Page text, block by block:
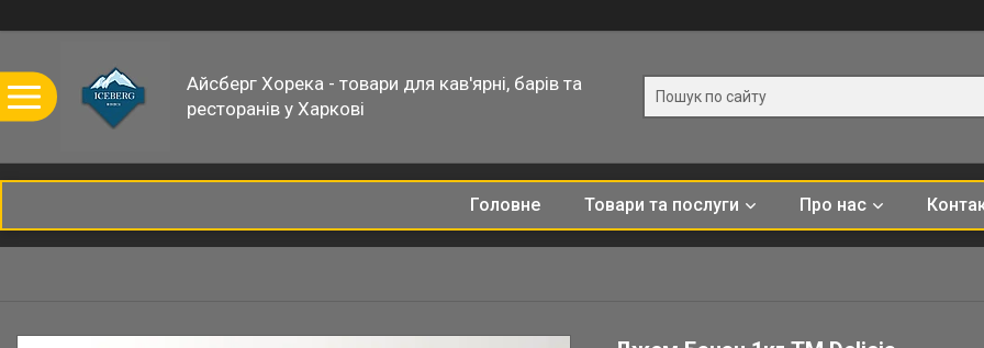
Айсберг Хорека - товари для кав'ярні, барів та
ресторанів у Харкові
Головне Товари та послуги Про нас